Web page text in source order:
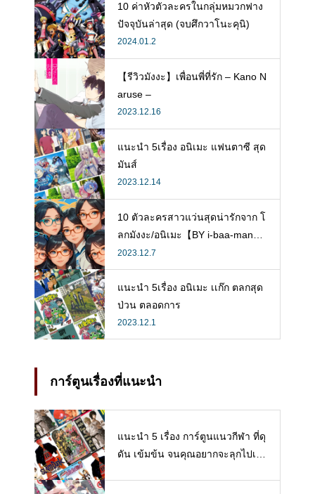
10 ค่าหัวตัวละครในกลุ่มหมวกฟาง
ปัจจุบันล่าสุด (จบศึกวาโนะคุนิ)
2024.01.2
【รีวิวมังงะ】เพื่อนพี่ที่รัก – Kano N
aruse –
2023.12.16
แนะนำ 5เรื่อง อนิเมะ แฟนตาซี สุด
มันส์
2023.12.14
10 ตัวละครสาวแว่นสุดน่ารักจาก โ
ลกมังงะ/อนิเมะ【BY i-baa-man
g】
2023.12.7
แนะนำ 5เรื่อง อนิเมะ เเก๊ก ตลกสุด
ป่วน ตลอดการ
2023.12.1
การ์ตูนเรื่องที่แนะนำ
แนะนำ 5 เรื่อง การ์ตูนแนวกีฬา ที่ดุ
ดัน เข้มข้น จนคุณอยากจะลุกไปเล่